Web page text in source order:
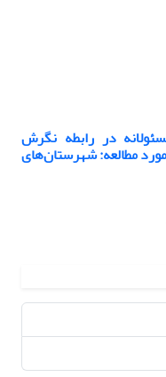
در رابطه نگرش
مطالعه: شهرستان‌های